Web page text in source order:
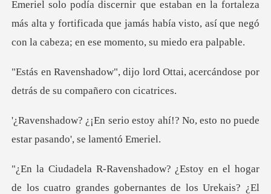
más alta y fortificada que jamás había visto, así que n
d Ottai, acercándose por
detrás
y ahí!? No, esto no puede
esta
s gobernantes de los Urekais? ¿El